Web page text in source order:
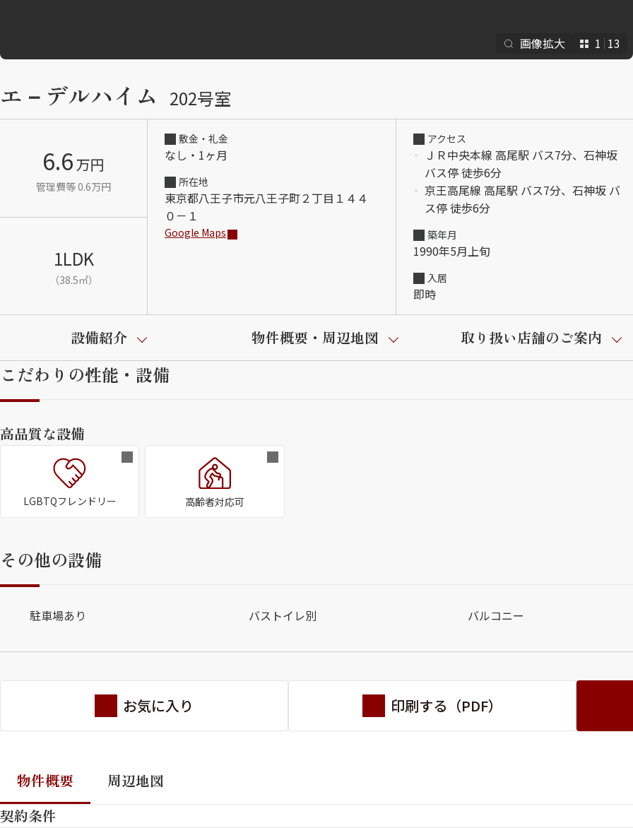
画像拡大 1 13
エ－デルハイム 202号室
6.6万円
管理費等 0.6万円
1LDK
（38.5㎡）
敷金・礼金
なし・1ヶ月
所在地
東京都八王子市元八王子町２丁目１４４
０－１
Google Maps
アクセス
ＪＲ中央本線 高尾駅 バス7分、石神坂
バス停 徒歩6分
京王高尾線 高尾駅 バス7分、石神坂 バ
ス停 徒歩6分
築年月
1990年5月上旬
入居
即時
設備紹介 物件概要・周辺地図 取り扱い店舗のご案内
こだわりの性能・設備
高品質な設備
LGBTQフレンドリー 高齢者対応可
その他の設備
駐車場あり バストイレ別 バルコニー
お気に入り 印刷する（PDF）
物件概要
周辺地図
契約条件